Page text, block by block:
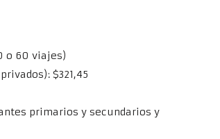
o 60 viajes)
$321,45
primarios y secundarios y